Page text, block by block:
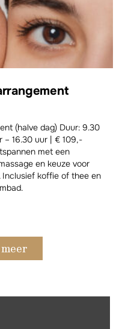
(halve dag) Duur: 9.30
– 16.30 uur | € 109,-
met een
en keuze voor
koffie of thee en